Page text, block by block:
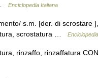
Enciclopedia Italiana
s.m. [der. di scrostare
scrostatura …
rinzaffo, rinzaffatura